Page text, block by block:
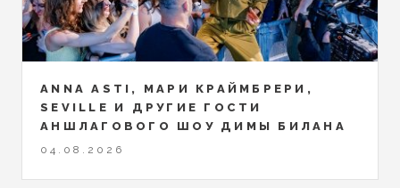
ANNA ASTI, МАРИ КРАЙМБРЕРИ,
SEVILLE И ДРУГИЕ ГОСТИ
АНШЛАГОВОГО ШОУ ДИМЫ БИЛАНА
04.08.2026